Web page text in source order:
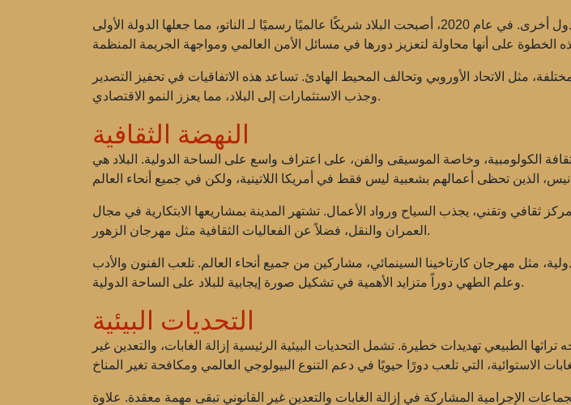
شريكًا عالميًا رسميًا لـ الناتو، مما جعلها الدولة الأولى
مثل الاتحاد الأوروبي وتحالف المحيط الهادئ. تساعد هذه الاتفاقيات في تحفيز التصدير
وجذب الاستثمارات إلى البلاد، مما يعزز النمو الاقتصادي.
النهضة الثقافية
الكولومبية، وخاصة الموسيقى والفن، على اعتراف واسع على الساحة الدولية. البلاد هي
ثقافي وتقني، يجذب السياح ورواد الأعمال. تشتهر المدينة بمشاريعها الابتكارية في مجال
العمران والنقل، فضلاً عن الفعاليات الثقافية مثل مهرجان الزهور .
مثل مهرجان كارتاخينا السينمائي، مشاركين من جميع أنحاء العالم. تلعب الفنون والأدب
وعلم الطهي دوراً متزايد الأهمية في تشكيل صورة إيجابية للبلاد على الساحة الدولية.
التحديات البيئية
تراثها الطبيعي تهديدات خطيرة. تشمل التحديات البيئية الرئيسية إزالة الغابات، و التعدين غير
الإجرامية المشاركة في إزالة الغابات والتعدين غير القانوني تبقى مهمة معقدة. علاوة